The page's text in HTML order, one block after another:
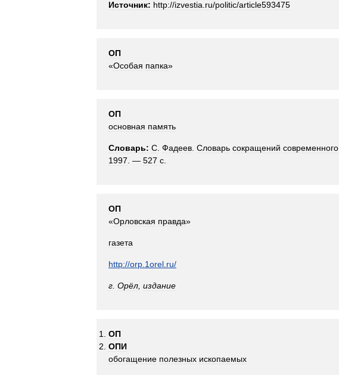
Источник: http://izvestia ru/politic/article593475
ОП
«Особая папка»
ОП
основная память
Словарь: С Фадеев Словарь сокращений современного
1997 . — 527 с
ОП
«Орловская правда»
газета
http://orp 1orel ru/
г Орёл издание
ОП
ОПИ
обогащение полезных ископаемых